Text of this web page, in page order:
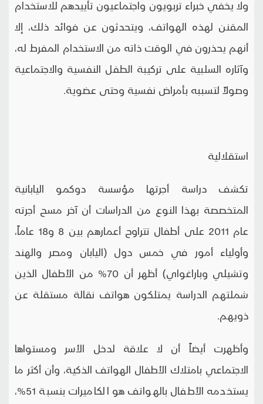
ولا يخفي خبراء تربويون واجتماعيون تأييدهم للاستخدام
المقنن لهذه الهواتف، ويتحدثون عن فوائد ذلك، إلا
أنهم يحذرون في الوقت ذاته من الاستخدام المفرط له،
وآثاره السلبية على تركيبة الطفل النفسية والاجتماعية
وصولاً لتسببه بأمراض نفسية وحتى عضوية.
استقلالية
تكشف دراسة أجرتها مؤسسة دوكمو اليابانية
المتخصصة بهذا النوع من الدراسات أن آخر مسح أجرته
عام 2011 على أطفال تتراوح أعمارهم بين 8 و18 عاماً،
وأولياء أمور في خمس دول (اليابان ومصر والهند
وتشيلي وباراغواي) أظهر أن 70% من الأطفال الذين
شملتهم الدراسة يمتلكون هواتف نقالة مستقلة عن
ذويهم.
وأظهرت أيضاً أن لا علاقة لدخل الأسر ومستواها
الاجتماعي بامتلاك الأطفال الهواتف الذكية، وأن أكثر ما
يستخدمه الأطفال بالهواتف هو الكاميرات بنسبة 51%،